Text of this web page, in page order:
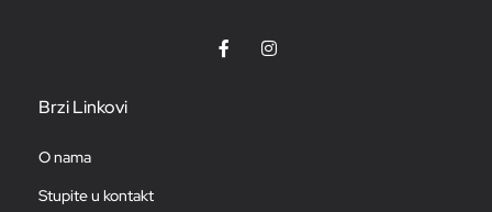
Brzi Linkovi
O nama
Stupite u kontakt